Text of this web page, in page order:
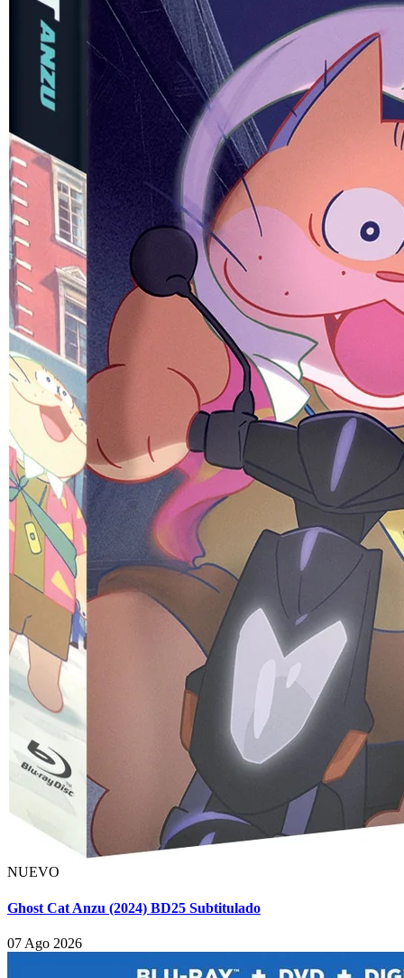
NUEVO
Ghost Cat Anzu (2024) BD25 Subtitulado
07 Ago 2026